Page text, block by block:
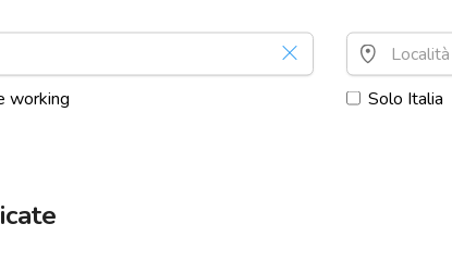
working
Solo Italia